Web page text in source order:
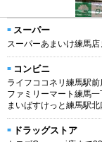
スーパー
スーパーあまいけ練馬
コンビニ
ライフココネリ練馬駅
ファミリーマート練馬
まいばすけっと練馬駅
ドラッグストア